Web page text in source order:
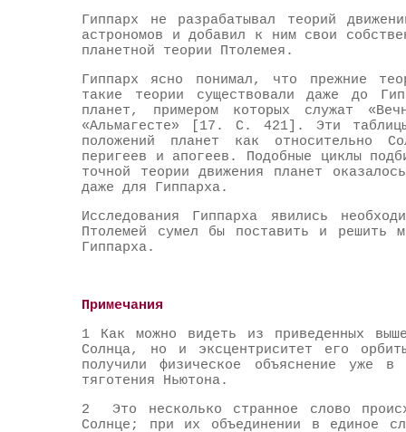
Гиппарх не разрабатывал теорий
астрономов и добавил к ним свои
планетной теории Птолемея.
Гиппарх ясно понимал, что прежние
такие теории существовали даже до
планет, примером которых служат
«Альмагесте» [17. С. 421]. Эти
положений планет как относительно
перигеев и апогеев. Подобные циклы
точной теории движения планет
даже для Гиппарха.
Исследования Гиппарха явились
Птолемей сумел бы поставить и решить
Гиппарха.
Примечания
1 Как можно видеть из приведенных
Солнца, но и эксцентриситет его
получили физическое объяснение уже
тяготения Ньютона.
2 Это несколько странное слово
Солнце; при их объединении в единое